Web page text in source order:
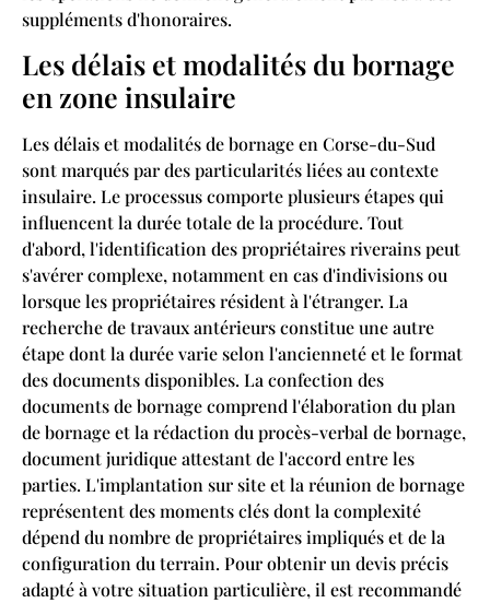
suppléments d'honoraires.
Les délais et modalités du bornage
en zone insulaire
Les délais et modalités de bornage en Corse-du-Sud
sont marqués par des particularités liées au contexte
insulaire. Le processus comporte plusieurs étapes qui
influencent la durée totale de la procédure. Tout
d'abord, l'identification des propriétaires riverains peut
s'avérer complexe, notamment en cas d'indivisions ou
lorsque les propriétaires résident à l'étranger. La
recherche de travaux antérieurs constitue une autre
étape dont la durée varie selon l'ancienneté et le format
des documents disponibles. La confection des
documents de bornage comprend l'élaboration du plan
de bornage et la rédaction du procès-verbal de bornage,
document juridique attestant de l'accord entre les
parties. L'implantation sur site et la réunion de bornage
représentent des moments clés dont la complexité
dépend du nombre de propriétaires impliqués et de la
configuration du terrain. Pour obtenir un devis précis
adapté à votre situation particulière, il est recommandé